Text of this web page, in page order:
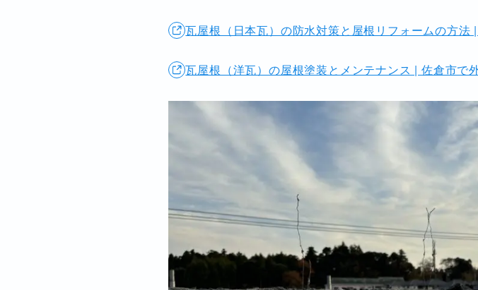
瓦屋根（日本瓦）の防水対策と屋根リフォームの方
瓦屋根（洋瓦）の屋根塗装とメンテナンス | 佐倉市で